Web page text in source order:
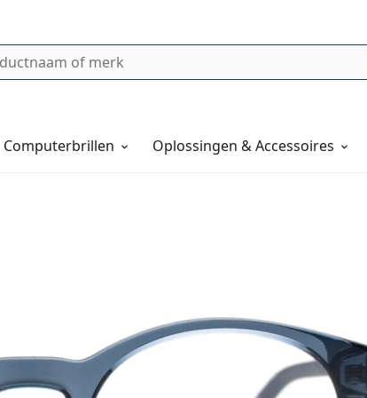
Computerbrillen Oplossingen & Accessoires